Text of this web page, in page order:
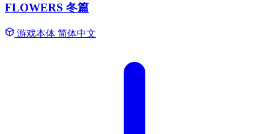
FLOWERS 冬篇
游戏本体 简体中文